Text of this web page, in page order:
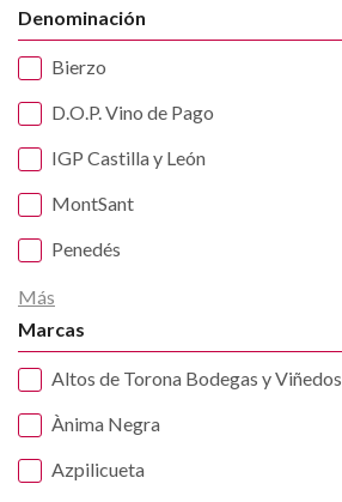
Denominación
Bierzo
D.O.P. Vino de Pago
IGP Castilla y León
MontSant
Penedés
Más
Marcas
Altos de Torona Bodegas y Viñedos
Ànima Negra
Azpilicueta